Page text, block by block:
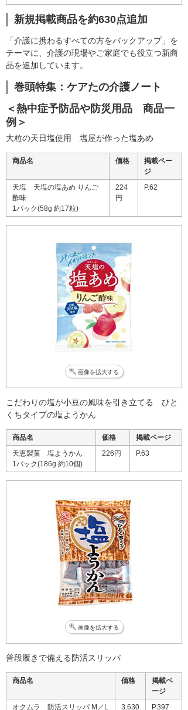
新規掲載商品を約630点追加
「介護に携わるすべての方をバックアップ」を
テーマに、介護の現場やご家庭でも役立つ新商
品を追加しています。
巻頭特集：ケアたの介護ノート
＜熱中症予防品や防災用品 商品一
例＞
大粒の天日塩使用 塩屋が作った塩あめ
商品名 価格
掲載ペー
ジ
天塩 天塩の塩あめ りんご
酢味
1パック(58g 約17粒)
224
円
P.62
画像を拡大する
こだわりの塩が小豆の風味を引き立てる ひと
くちタイプの塩ようかん
商品名 価格
掲載ページ
天恵製菓 塩ようかん
1パック(186g 約10個)
226円 P.63
画像を拡大する
普段履きで備える防活スリッパ
商品名 価格
掲載ペ
ージ
オクムラ 防活スリッパ M／L
3,630 P.397